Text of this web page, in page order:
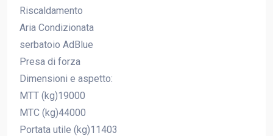
Riscaldamento
Aria Condizionata
serbatoio AdBlue
Presa di forza
Dimensioni e aspetto:
MTT (kg)19000
MTC (kg)44000
Portata utile (kg)11403